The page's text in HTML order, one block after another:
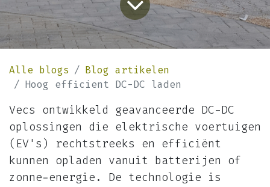
Alle blogs
Blog artikelen
Hoog efficient DC-DC laden
Vecs ontwikkeld geavanceerde DC-DC
oplossingen die elektrische voertuigen
(EV's) rechtstreeks en efficiënt
kunnen opladen vanuit batterijen of
zonne-energie. De technologie is